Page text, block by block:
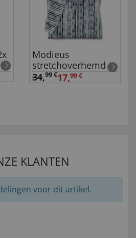
Modieus
stretchoverhemd
34,99 €17,99 €
KLANTEN
voor dit artikel.